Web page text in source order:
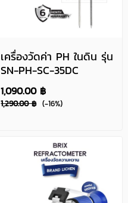
เครื่องวัดค่า PH ในดิน รุ่น
SN-PH-SC-35DC
1,090.00 ฿
1,290.00 ฿ (-16%)